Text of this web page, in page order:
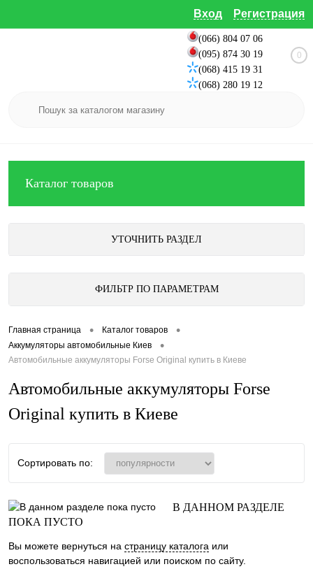
Вход Регистрация
(066) 804 07 06
(095) 874 30 19
(068) 415 19 31
(068) 280 19 12
0
Каталог товаров
УТОЧНИТЬ РАЗДЕЛ
ФИЛЬТР ПО ПАРАМЕТРАМ
Главная страница • Каталог товаров •
Аккумуляторы автомобильные Киев •
Автомобильные аккумуляторы Forse Original купить в Киеве
Автомобильные аккумуляторы Forse
Original купить в Киеве
Сортировать по:
В ДАННОМ РАЗДЕЛЕ
ПОКА ПУСТО
Вы можете вернуться на страницу каталога или
воспользоваться навигацией или поиском по сайту.